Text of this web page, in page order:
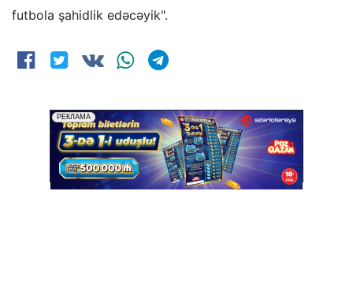
futbola şahidlik edəcəyik".